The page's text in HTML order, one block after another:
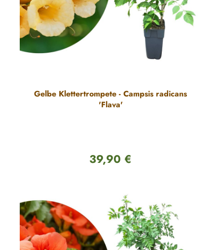
Gelbe Klettertrompete - Campsis radicans
'Flava'
Regulärer Preis:
39,90 €